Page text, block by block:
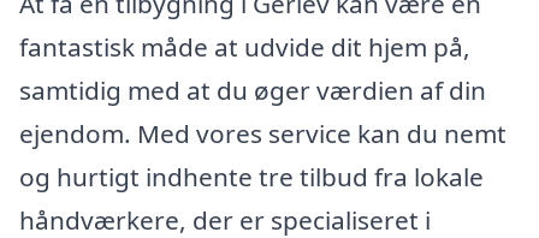
fantastisk måde at udvide dit hjem på,
samtidig med at du øger værdien af din
ejendom. Med vores service kan du nemt
og hurtigt indhente tre tilbud fra lokale
håndværkere, der er specialiseret i